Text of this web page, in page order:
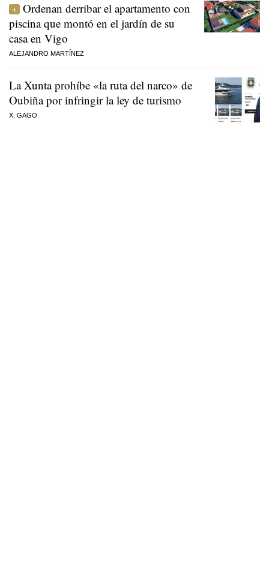
Ordenan derribar el apartamento con
piscina que montó en el jardín de su
casa en Vigo
ALEJANDRO MARTÍNEZ
La Xunta prohíbe «la ruta del narco» de
Oubiña por infringir la ley de turismo
X. GAGO